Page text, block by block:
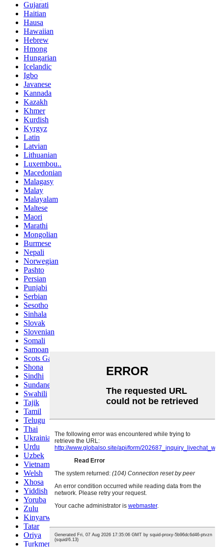
Gujarati
Haitian
Hausa
Hawaiian
Hebrew
Hmong
Hungarian
Icelandic
Igbo
Javanese
Kannada
Kazakh
Khmer
Kurdish
Kyrgyz
Latin
Latvian
Lithuanian
Luxembou..
Macedonian
Malagasy
Malay
Malayalam
Maltese
Maori
Marathi
Mongolian
Burmese
Nepali
Norwegian
Pashto
Persian
Punjabi
Serbian
Sesotho
Sinhala
Slovak
Slovenian
Somali
Samoan
Scots Gaelic
Shona
Sindhi
Sundanese
Swahili
Tajik
Tamil
Telugu
Thai
Ukrainian
Urdu
Uzbek
Vietnamese
Welsh
Xhosa
Yiddish
Yoruba
Zulu
Kinyarwanda
Tatar
Oriya
Turkmen